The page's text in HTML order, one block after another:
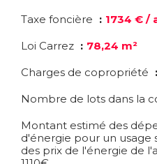
Taxe foncière
1734 € /
Loi Carrez
78,24 m²
Charges de copropriété
Nombre de lots dans la
Montant estimé des
d'énergie pour un usage
des prix de l'énergie de